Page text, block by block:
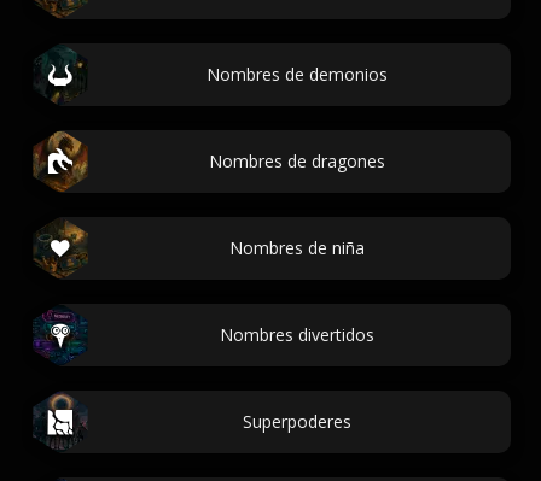
Nombres de demonios
Nombres de dragones
Nombres de niña
Nombres divertidos
Superpoderes